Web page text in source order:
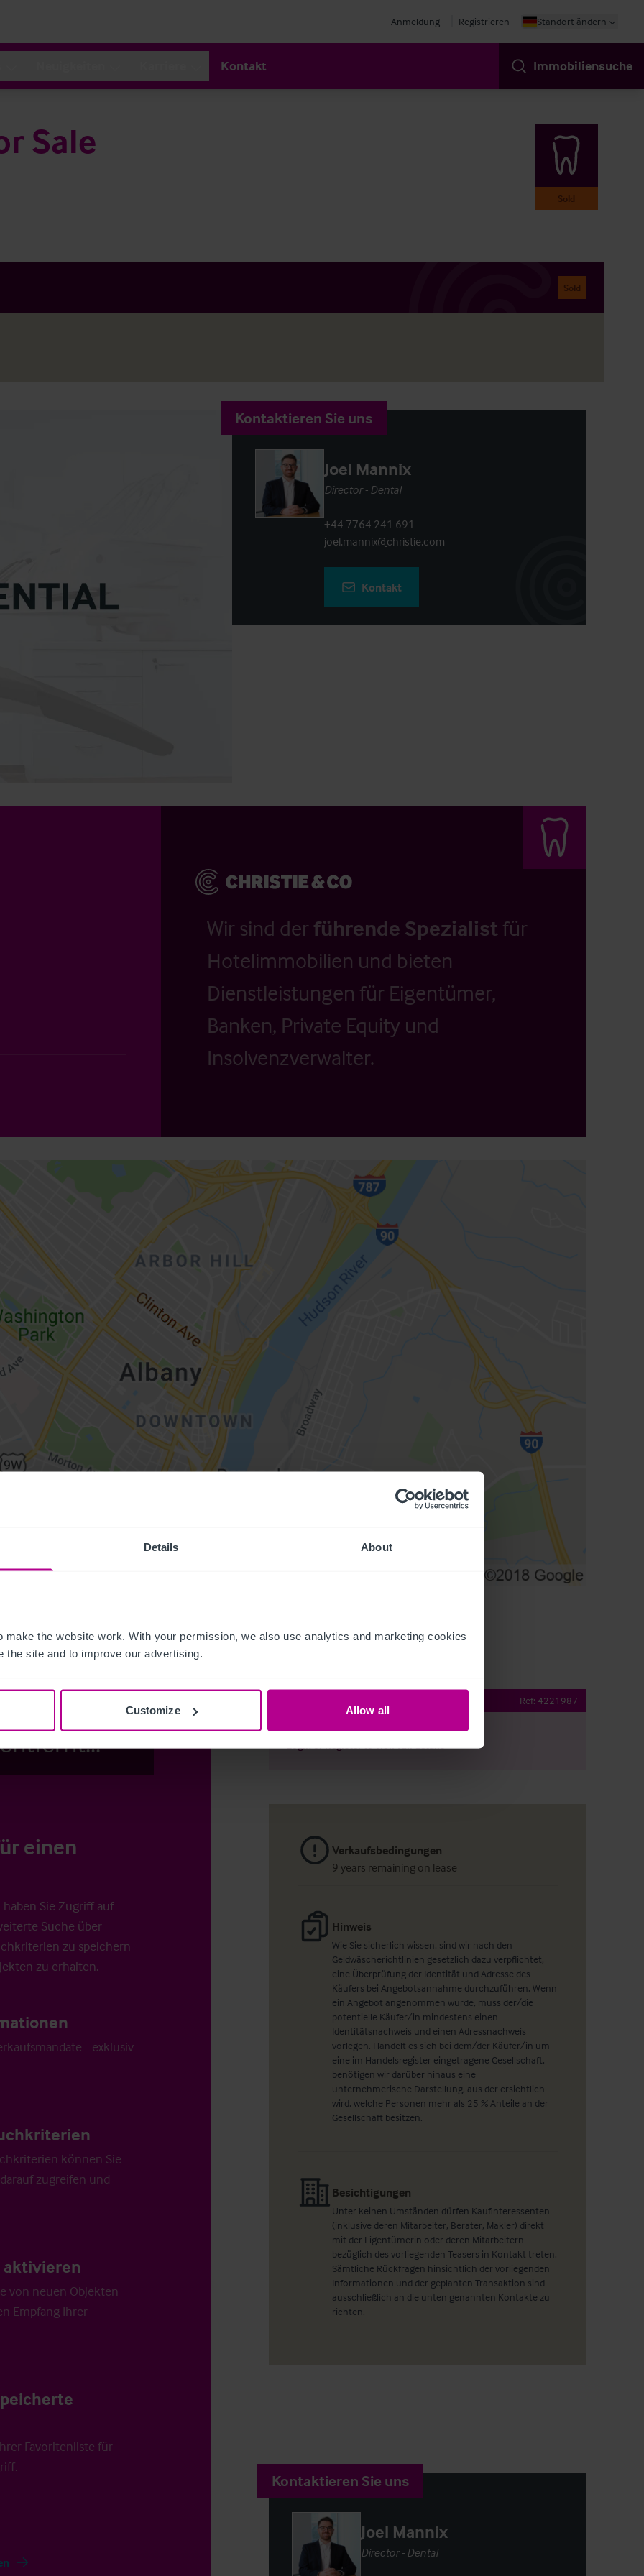
Details About
make the website work. With your permission, we also use analytics and marketing cookies
the site and to improve our advertising.
Customize Allow all
Anmeldung Registrieren Standort ändern
Kontakt Immobiliensuche
Sale
Sold
Sold
Kontaktieren Sie uns
Joel Mannix
Director - Dental
+44 7764 241 691
joel.mannix@christie.com
Kontakt
Wir sind der führende Spezialistfür
Hotelimmobilien und bieten
Dienstleistungen für Eigentümer,
Banken, Private Equity und
Insolvenzverwalter.
von den
einen
Sie Zugriff auf
Suche über
zu speichern
zu erhalten.
- exklusiv
können Sie
zugreifen und
aktivieren
von neuen Objekten
Empfang Ihrer
Favoritenliste für
Ref: 4221987
Verkaufsbedingungen
9 years remaining on lease
Hinweis
Wie Sie sicherlich wissen, sind wir nach den
Geldwäscherichtlinien gesetzlich dazu verpflichtet,
eine Überprüfung der Identität und Adresse des
Käufers bei Angebotsannahme durchzuführen. Wenn
ein Angebot angenommen wurde, muss der/die
potentielle Käufer/in mindestens einen
Identitätsnachweis und einen Adressnachweis
vorlegen. Handelt es sich bei dem/der Käufer/in um
eine im Handelsregister eingetragene Gesellschaft,
benötigen wir darüber hinaus eine
unternehmerische Darstellung, aus der ersichtlich
wird, welche Personen mehr als 25 % Anteile an der
Gesellschaft besitzen.
Besichtigungen
Unter keinen Umständen dürfen Kaufinteressenten
(inklusive deren Mitarbeiter, Berater, Makler) direkt
mit der Eigentümerin oder deren Mitarbeitern
bezüglich des vorliegenden Teasers in Kontakt treten.
Sämtliche Rückfragen hinsichtlich der vorliegenden
Informationen und der geplanten Transaktion sind
ausschließlich an die unten genannten Kontakte zu
richten.
Kontaktieren Sie uns
Joel Mannix
Director - Dental